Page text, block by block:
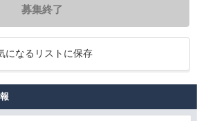
募集終了
になるリストに保存